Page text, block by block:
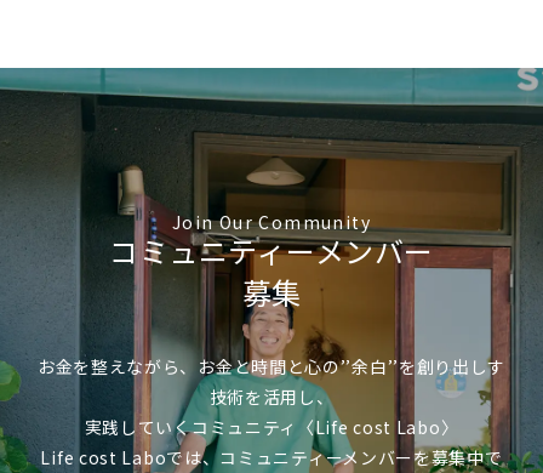
Join Our Community
コミュニティーメンバー
募集
お金を整えながら、お金と時間と心の’’余白’’を創り出しす
技術を活用し、
実践していくコミュニティ〈Life cost Labo〉
Life cost Laboでは、コミュニティーメンバーを募集中で